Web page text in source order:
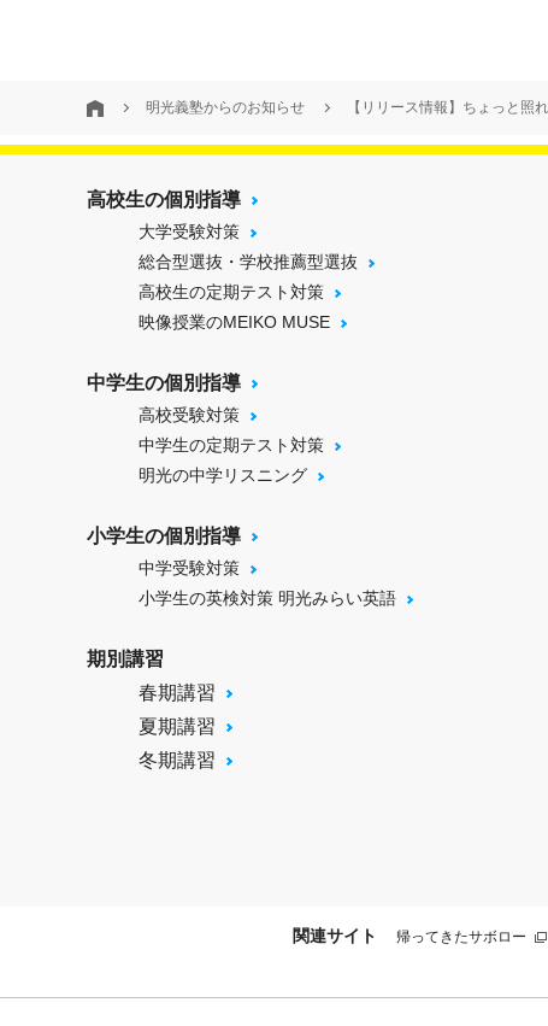
明光義塾からのお知らせ 【リリース情報】ちょっと照
高校生の個別指導
大学受験対策
総合型選抜・学校推薦型選抜
高校生の定期テスト対策
映像授業のMEIKO MUSE
中学生の個別指導
高校受験対策
中学生の定期テスト対策
明光の中学リスニング
小学生の個別指導
中学受験対策
小学生の英検対策 明光みらい英語
期別講習
春期講習
夏期講習
冬期講習
関連サイト 帰ってきたサボロー